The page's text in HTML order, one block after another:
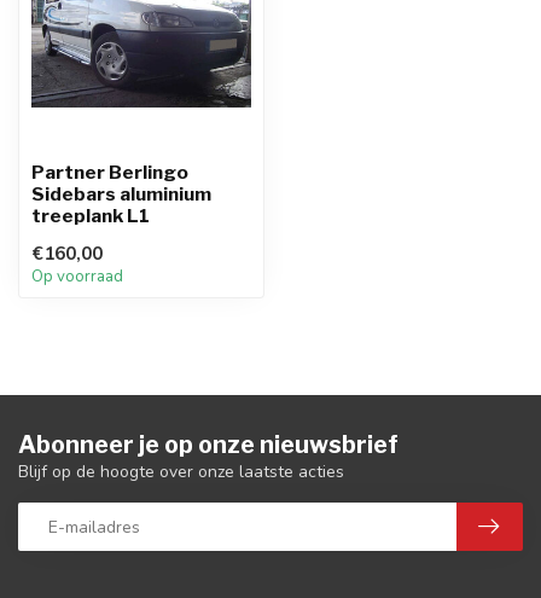
Partner Berlingo
Sidebars aluminium
treeplank L1
€160,00
Op voorraad
Abonneer je op onze nieuwsbrief
Blijf op de hoogte over onze laatste acties